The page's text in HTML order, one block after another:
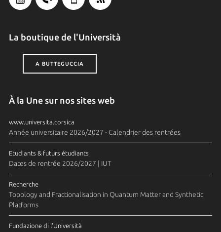
La boutique de l'Università
A BUTTEGUCCIA
À la Une sur nos sites web
www.universita.corsica
Année universitaire 2026/2027 - Calendrier des rentrées
Etudiants & futurs étudiants
Dates de rentrée 2026/2027 | IUT
Recherche
Topology and Fractionalisation in Quantum Matter and Synthetic
Platforms
Fundazione di l'Università